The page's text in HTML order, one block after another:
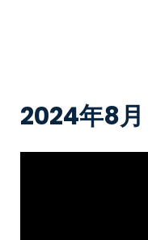
2024年8月